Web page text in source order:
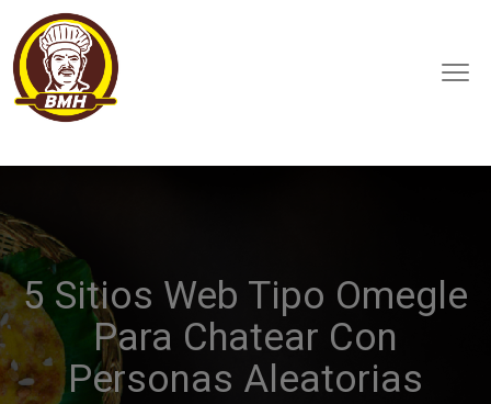
5 Sitios Web Tipo Omegle
Para Chatear Con
Personas Aleatorias